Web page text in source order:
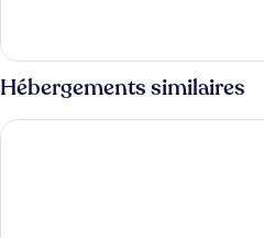
le
type
de
Suite
Hébergements similaires
Somerset Riverview Chengdu